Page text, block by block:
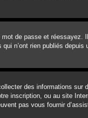
de passe et réessayez.
n’ont rien publiés depuis
des informations sur
inscription, ou au site
pas vous fournir